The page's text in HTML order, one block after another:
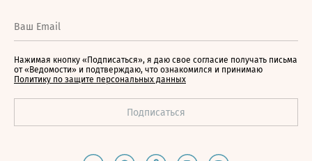
Нажимая кнопку «Подписаться», я даю свое согласие получать письма
от «Ведомости» и подтверждаю, что ознакомился и принимаю
Политику по защите персональных данных